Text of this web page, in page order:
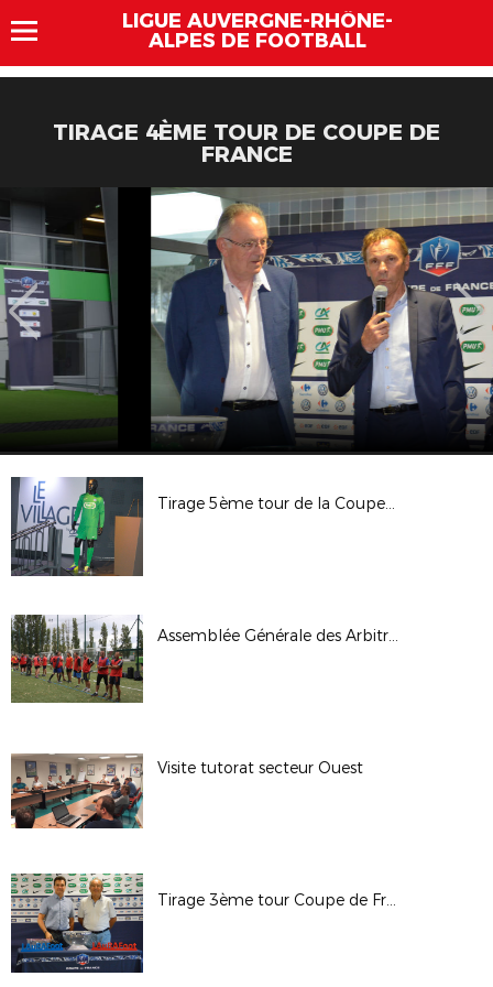
LIGUE AUVERGNE-RHÔNE-
ALPES DE FOOTBALL
TIRAGE 4ÈME TOUR DE COUPE DE
FRANCE
Tirage 5ème tour de la Coupe de France
Assemblée Générale des Arbitres
Visite tutorat secteur Ouest
Tirage 3ème tour Coupe de France